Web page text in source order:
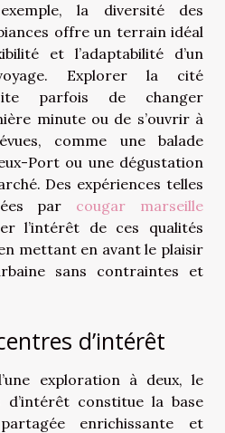
la diversité des
offre un terrain idéal
et l’adaptabilité d’un
Explorer la cité
parfois de changer
minute ou de s’ouvrir à
comme une balade
Port ou une dégustation
Des expériences telles
par cougar marseille
l’intérêt de ces qualités
mettant en avant le plaisir
sans contraintes et
d’intérêt
exploration à deux, le
constitue la base
enrichissante et